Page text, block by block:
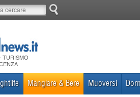
TURISMO
Mangiare & Bere Muoversi